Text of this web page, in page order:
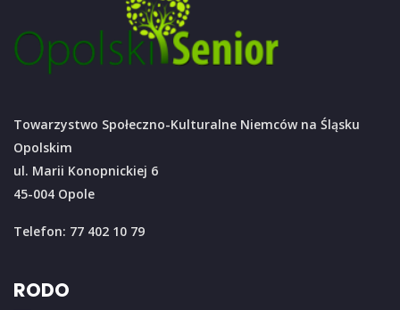
Towarzystwo Społeczno-Kulturalne Niemców na Śląsku
Opolskim
ul. Marii Konopnickiej 6
45-004 Opole
Telefon: 77 402 10 79
RODO